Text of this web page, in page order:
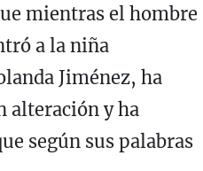
mientras el hombre
a la niña
Jiménez, ha
alteración y ha
según sus palabras